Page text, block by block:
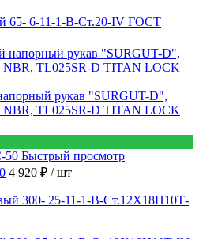
65- 6-11-1-B-Ст.20-IV ГОСТ
рукав "SURGUT-D",
NBR, TL025SR-D TITAN LOCK
Быстрый просмотр
4 920 ₽ / шт